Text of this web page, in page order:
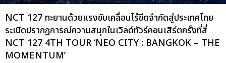
NCT 127 ทะยานด้วยแรงขับเคลื่อนไร้ขีดจำกัดสู่ประเทศไทย
ระเบิดปรากฏการณ์ความสนุกในเวิลด์ทัวร์คอนเสิร์ตครั้งที่สี่
NCT 127 4TH TOUR ‘NEO CITY : BANGKOK – THE
MOMENTUM’